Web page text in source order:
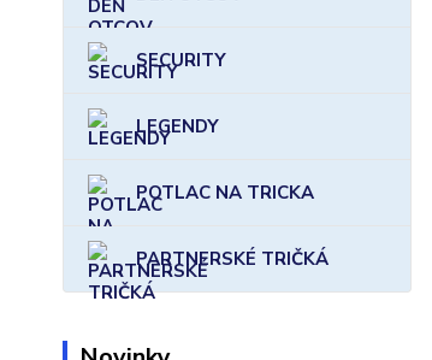
SECURITY
LEGENDY
POTLAC NA TRICKA
PARTNERSKÉ TRIČKÁ